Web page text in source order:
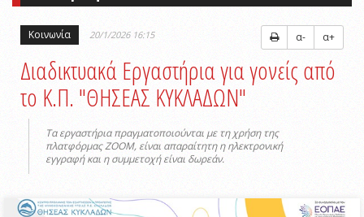
Κοινωνία 20/1/2026 16:15 α- α+
Διαδικτυακά Εργαστήρια για γονείς από
το Κ.Π. "ΘΗΣΕΑΣ ΚΥΚΛΑΔΩΝ"
Τα εργαστήρια πραγματοποιούνται με τη χρήση της
πλατφόρμας ZOOM, είναι απαραίτητη η ηλεκτρονική
εγγραφή και η συμμετοχή είναι δωρεάν.